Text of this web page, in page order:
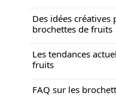
Des idées créatives
brochettes de fruits
Les tendances
fruits
FAQ sur les